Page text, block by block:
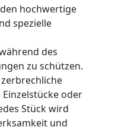
hochwertige
spezielle
des
zu schützen.
oder
Stück wird
und